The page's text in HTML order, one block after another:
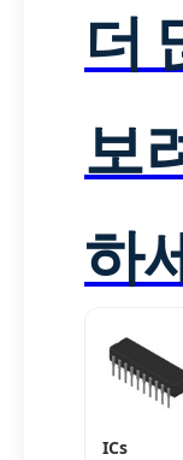
더
보
하
ICs